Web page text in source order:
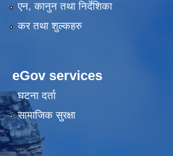
एन, कानुन तथा निर्देशिका
कर तथा शुल्कहरु
eGov services
घटना दर्ता
सामाजिक सुरक्षा